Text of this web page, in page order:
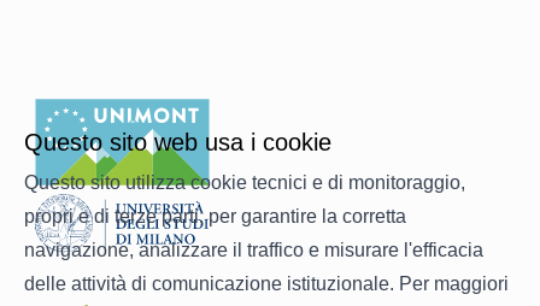
Questo sito web usa i cookie
Questo sito utilizza cookie tecnici e di monitoraggio,
propri e di terze parti, per garantire la corretta
navigazione, analizzare il traffico e misurare l'efficacia
delle attività di comunicazione istituzionale. Per maggiori